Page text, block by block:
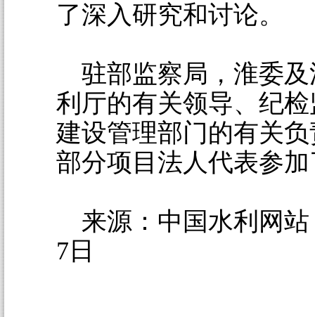
了深入研究和讨论。
驻部监察局，淮委及
利厅的有关领导、纪
建设管理部门的有关
部分项目法人代表参
来源：中国水利网
7日